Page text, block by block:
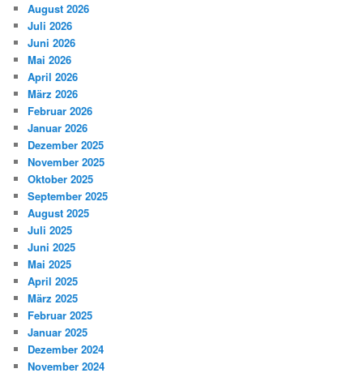
n
August 2026
Juli 2026
Juni 2026
Mai 2026
April 2026
März 2026
Februar 2026
Januar 2026
Dezember 2025
November 2025
Oktober 2025
September 2025
August 2025
Juli 2025
Juni 2025
Mai 2025
April 2025
März 2025
Februar 2025
Januar 2025
Dezember 2024
November 2024